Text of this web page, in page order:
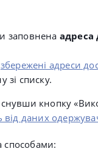
заповнена адреса
збережені адреси
зі списку.
кнопку
від даних